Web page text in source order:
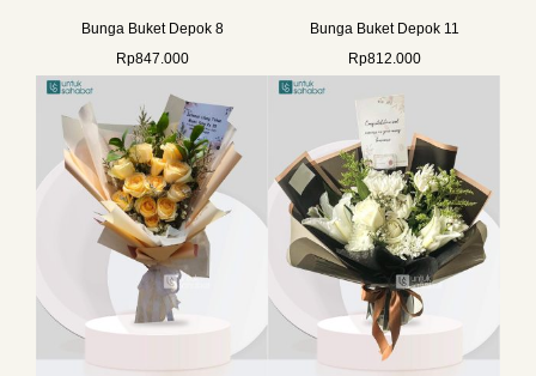
Bunga Buket Depok 8
Rp847.000
Bunga Buket Depok 11
Rp812.000